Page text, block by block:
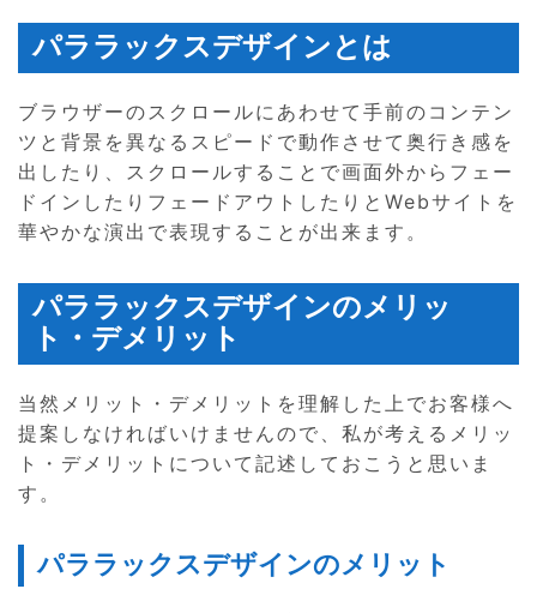
パララックスデザインとは
ブラウザーのスクロールにあわせて手前のコンテン
ツと背景を異なるスピードで動作させて奥行き感を
出したり、スクロールすることで画面外からフェー
ドインしたりフェードアウトしたりとWebサイトを
華やかな演出で表現することが出来ます。
パララックスデザインのメリッ
ト・デメリット
当然メリット・デメリットを理解した上でお客様へ
提案しなければいけませんので、私が考えるメリッ
ト・デメリットについて記述しておこうと思いま
す。
パララックスデザインのメリット